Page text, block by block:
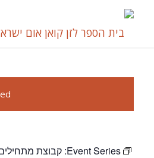
Event Series: קבוצת